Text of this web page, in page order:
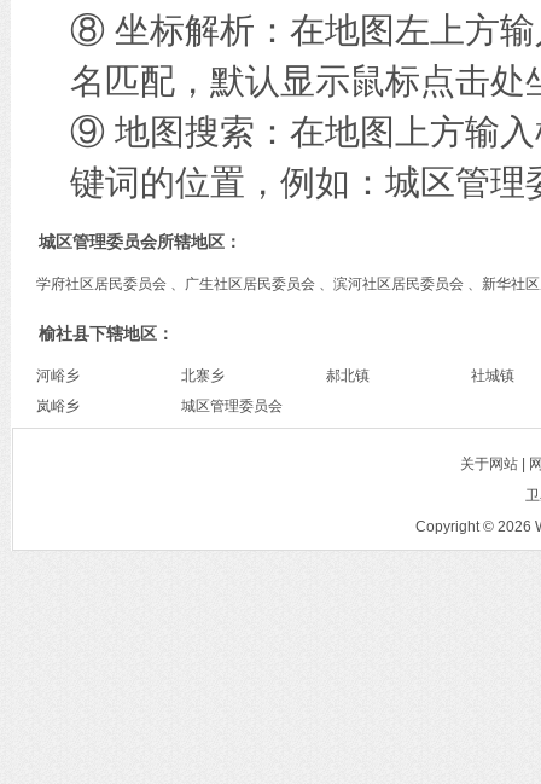
⑧ 坐标解析：在地图左上方
名匹配，默认显示鼠标点击处
⑨ 地图搜索：在地图上方输
键词的位置，例如：城区管
城区管理委员会所辖地区：
学府社区居民委员会 、广生社区居民委员会 、滨河社区居民委员会 、新华社
榆社县下辖地区：
河峪乡 北寨乡 郝北镇
社城镇
岚峪乡
城区管理委员会
关于网站 |
Copyright © 2026